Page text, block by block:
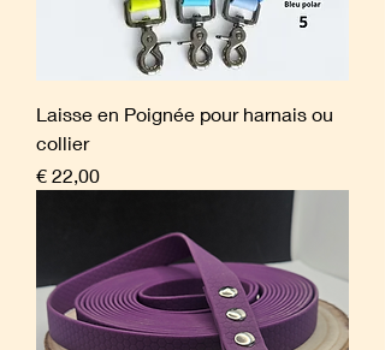
Laisse en Poignée pour harnais ou
collier
Prijs
€ 22,00